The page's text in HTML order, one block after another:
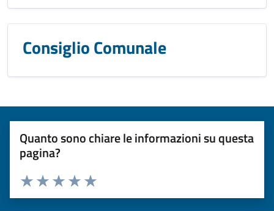
Consiglio Comunale
Quanto sono chiare le informazioni su questa
pagina?
Valuta da 1 a 5 stelle la pagina
Valuta 5 stelle su 5
Valuta 4 stelle su 5
Valuta 3 stelle su 5
Valuta 2 stelle su 5
Valuta 1 stelle su 5